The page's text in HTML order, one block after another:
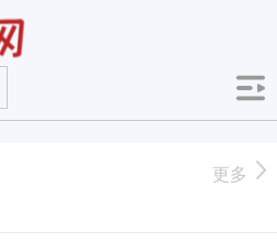
更多